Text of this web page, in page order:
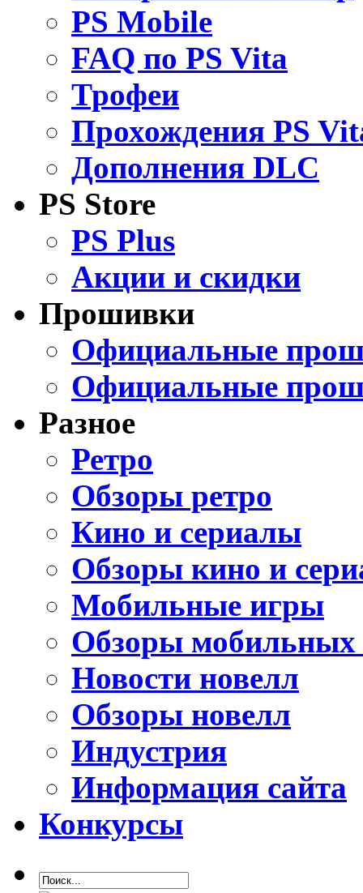
PS Mobile
FAQ по PS Vita
Трофеи
Прохождения PS
Дополнения DLC
PS Store
PS Plus
Акции и скидки
Прошивки
Официальные
Официальные
Разное
Ретро
Обзоры ретро
Кино и сериалы
Обзоры кино и
Мобильные игры
Обзоры мобильных
Новости новелл
Обзоры новелл
Индустрия
Информация сайта
Конкурсы